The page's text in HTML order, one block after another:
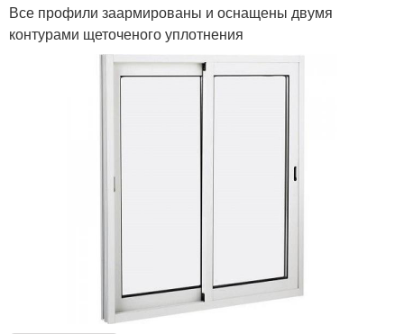
Все профили заармированы и оснащены двумя
контурами щеточеного уплотнения